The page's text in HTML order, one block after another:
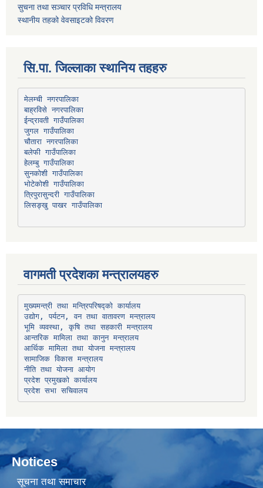
सुचना तथा सञ्चार प्रविधि मन्त्रालय
स्थानीय तहको वेवसाइटको विवरण
सि.पा. जिल्लाका स्थानिय तहहरु
मेलम्ची नगरपालिका
बाह्रविसे नगरपालिका
ईन्द्रावती गाउँपालिका
जुगल गाउँपालिका
चौतारा नगरपालिका
बलेफी गाउँपालिका
हेलम्बु गाउँपालिका
सुनकोशी गाउँपालिका
भोटेकोशी गाउँपालिका
त्रिपुरासुन्दरी गाउँपालिका
लिसङ्खु पाखर गाउँपालिका
वागमती प्रदेशका मन्त्रालयहरु
मुख्यमन्त्री तथा मन्त्रिपरिषद्को कार्यालय
उद्योग, पर्यटन, वन तथा वातावरण मन्त्रालय
भूमि व्यवस्था, कृषि तथा सहकारी मन्त्रालय
आन्तरिक मामिला तथा कानुन मन्त्रालय
आर्थिक मामिला तथा योजना मन्त्रालय
सामाजिक विकास मन्त्रालय
नीति तथा योजना आयोग
प्रदेश प्रमुखको कार्यालय
प्रदेश सभा सचिवालय
Notices
सूचना तथा समाचार